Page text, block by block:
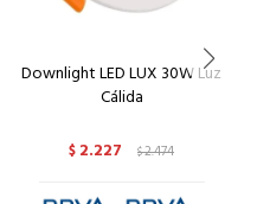
Downlight LED LUX 30W Luz
Cálida
$ 2.227 $2.474